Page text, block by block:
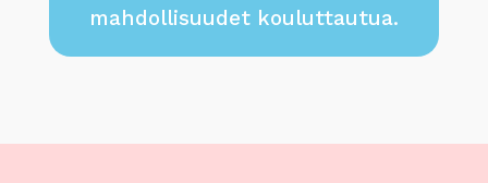
mahdollisuudet kouluttautua.